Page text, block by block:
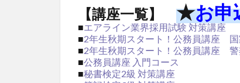
【講座一覧】 ★お申
■エアライン業界採用試験 対策講座
■2年生秋期スタート！公務員講座 国
■2年生秋期スタート！公務員講座 警
■公務員講座 入門コース
■秘書検定2級 対策講座